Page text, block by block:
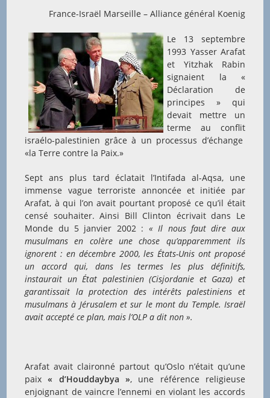
France-Israël Marseille – Alliance général Koenig
Le 13 septembre
1993 Yasser Arafat
et Yitzhak Rabin
signaient la «
Déclaration de
principes » qui
devait mettre un
terme au conflit
israélo-palestinien grâce à un processus d’échange
«la Terre contre la Paix.»
Sept ans plus tard éclatait l’Intifada al-Aqsa, une
immense vague terroriste annoncée et initiée par
Arafat, à qui l’on avait pourtant proposé ce qu’il était
censé souhaiter. Ainsi Bill Clinton écrivait dans Le
Monde du 5 janvier 2002 : « Il nous faut dire aux
musulmans en colère une chose qu’apparemment ils
ignorent : en décembre 2000, les États-Unis ont proposé
un accord qui, dans les termes les plus définitifs,
instaurait un État palestinien (Cisjordanie et Gaza) et
garantissait la protection des intérêts palestiniens et
musulmans à Jérusalem et sur le mont du Temple. Israël
avait accepté ce plan, mais l’OLP a dit non ».
Arafat avait claironné partout qu’Oslo n’était qu’une
paix« d’Houddaybya », une référence religieuse
enjoignant de vaincre l’ennemi en violant les accords